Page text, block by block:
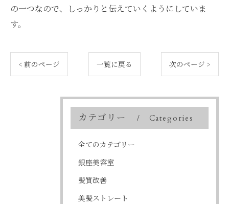
の一つなので、しっかりと伝えていくようにしていま
す。
< 前のページ 一覧に戻る 次のページ >
カテゴリー Categories
全てのカテゴリー
銀座美容室
髪質改善
美髪ストレート